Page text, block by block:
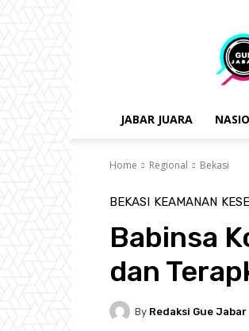
JABAR JUARA
Home Regional Bekasi
BEKASI KEAMANAN
Babinsa
dan
By Redaksi Gue Jabar